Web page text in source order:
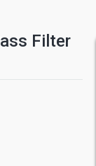
Filter